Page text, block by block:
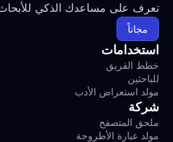
تعرف على مساعدك الذكي
مجاناً
استخدامات
خطط الفريق
للباحثين
مولد استعراض الأدب
شركة
ملحق المتصفح
مولد عبارة الأطروحة